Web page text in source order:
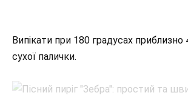
Випікати при 180 градусах
сухої палички.